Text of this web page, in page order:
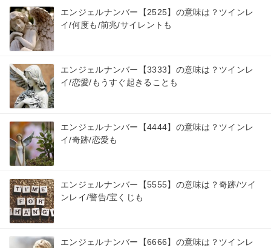
エンジェルナンバー【2525】の意味は？ツインレ
イ/何度も/前兆/サイレントも
エンジェルナンバー【3333】の意味は？ツインレ
イ/恋愛/もうすぐ起きることも
エンジェルナンバー【4444】の意味は？ツインレ
イ/奇跡/恋愛も
エンジェルナンバー【5555】の意味は？奇跡/ツイ
ンレイ/警告/宝くじも
エンジェルナンバー【6666】の意味は？ツインレ